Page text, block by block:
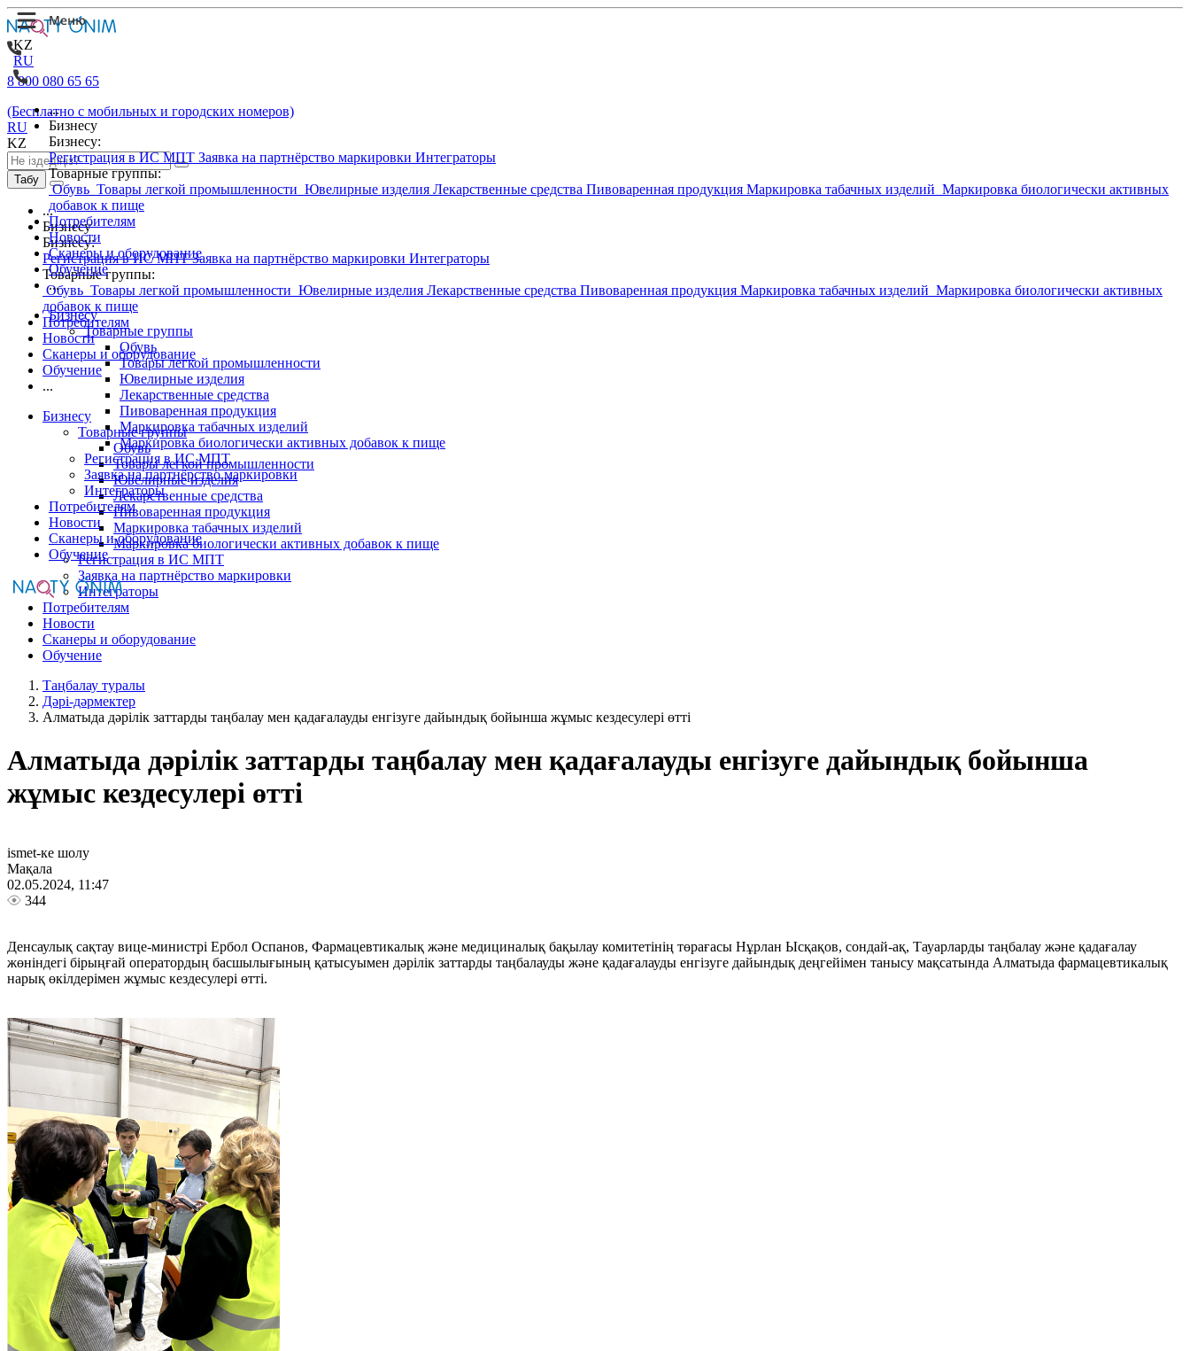
KZ
RU
...
Бизнесу
Бизнесу:
Регистрация в ИС МПТ Заявка на партнёрство маркировки Интеграторы
Товарные группы:
Обувь Товары легкой промышленности Ювелирные изделия Лекарственные средства Пивоваренная продукция Маркировка табачных изделий Маркировка биологически активных
добавок к пище
Потребителям
Новости
Сканеры и оборудование
Обучение
...
Бизнесу
Товарные группы
Обувь
Товары легкой промышленности
Ювелирные изделия
Лекарственные средства
Пивоваренная продукция
Маркировка табачных изделий
Маркировка биологически активных добавок к пище
Регистрация в ИС МПТ
Заявка на партнёрство маркировки
Интеграторы
Потребителям
Новости
Сканеры и оборудование
Обучение
8 800 080 65 65
(Бесплатно с мобильных и городских номеров)
RU
KZ
Табу
...
Бизнесу
Бизнесу:
Регистрация в ИС МПТЗаявка на партнёрство маркировки Интеграторы
Товарные группы:
Обувь Товары легкой промышленности Ювелирные изделия Лекарственные средства Пивоваренная продукция Маркировка табачных изделий Маркировка биологически активных
добавок к пище
Потребителям
Новости
Сканеры и оборудование
Обучение
...
Бизнесу
Товарные группы
Обувь
Товары легкой промышленности
Ювелирные изделия
Лекарственные средства
Пивоваренная продукция
Маркировка табачных изделий
Маркировка биологически активных добавок к пище
Регистрация в ИС МПТ
Заявка на партнёрство маркировки
Интеграторы
Потребителям
Новости
Сканеры и оборудование
Обучение
Таңбалау туралы
Дәрі-дәрмектер
Алматыда дәрілік заттарды таңбалау мен қадағалауды енгізуге дайындық бойынша жұмыс кездесулері өтті
Алматыда дәрілік заттарды таңбалау мен қадағалауды енгізуге дайындық бойынша
жұмыс кездесулері өтті
ismet-ке шолу
Мақала
02.05.2024, 11:47
344
Денсаулық сақтау вице-министрі Ербол Оспанов, Фармацевтикалық және медициналық бақылау комитетінің төрағасы Нұрлан Ысқақов, сондай-ақ, Тауарларды таңбалау және қадағалау
жөніндегі бірыңғай оператордың басшылығының қатысуымен дәрілік заттарды таңбалауды және қадағалауды енгізуге дайындық деңгейімен танысу мақсатында Алматыда фармацевтикалық
нарық өкілдерімен жұмыс кездесулері өтті.